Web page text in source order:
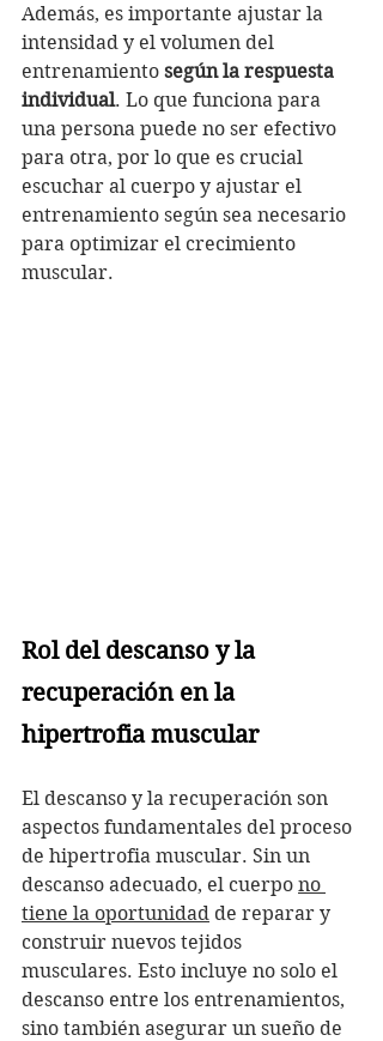
Además, es importante ajustar la
intensidad y el volumen del
entrenamiento según la respuesta
individual. Lo que funciona para
una persona puede no ser efectivo
para otra, por lo que es crucial
escuchar al cuerpo y ajustar el
entrenamiento según sea necesario
para optimizar el crecimiento
muscular.
Rol del descanso y la
recuperación en la
hipertrofia muscular
El descanso y la recuperación son
aspectos fundamentales del proceso
de hipertrofia muscular. Sin un
descanso adecuado, el cuerpo no
tiene la oportunidad de reparar y
construir nuevos tejidos
musculares. Esto incluye no solo el
descanso entre los entrenamientos,
sino también asegurar un sueño de